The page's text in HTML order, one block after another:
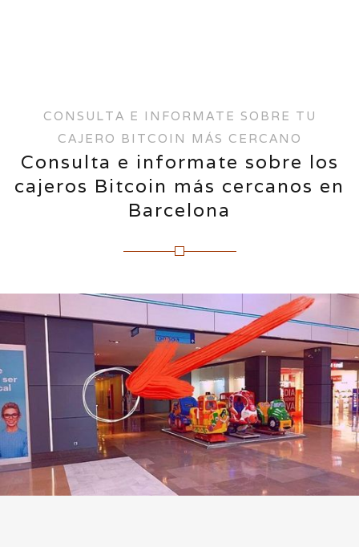
CONSULTA E INFORMATE SOBRE TU
CAJERO BITCOIN MÁS CERCANO
Consulta e informate sobre los
cajeros Bitcoin más cercanos en
Barcelona